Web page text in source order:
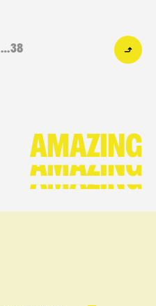
…38
AMAZING
AMAZING
AMAZING